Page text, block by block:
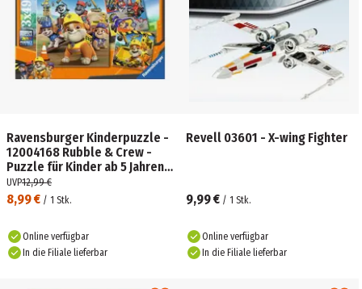
Ravensburger Kinderpuzzle -
12004168 Rubble & Crew -
Puzzle für Kinder ab 5 Jahren,
mit 3x49 Teilen
8,99 € / 1 Stk.
UVP12,99 €
Online verfügbar
In die Filiale lieferbar
Revell 03601 - X-wing Fighter
9,99 € / 1 Stk.
Online verfügbar
In die Filiale lieferbar